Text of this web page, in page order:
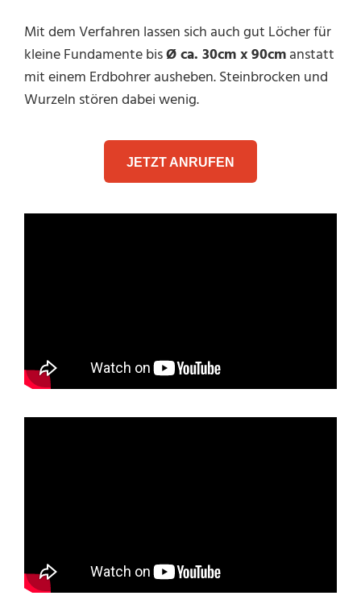
Mit dem Verfahren lassen sich auch gut Löcher für
kleine Fundamente bisØ ca. 30cm x 90cmanstatt
mit einem Erdbohrer ausheben. Steinbrocken und
Wurzeln stören dabei wenig.
JETZT ANRUFEN